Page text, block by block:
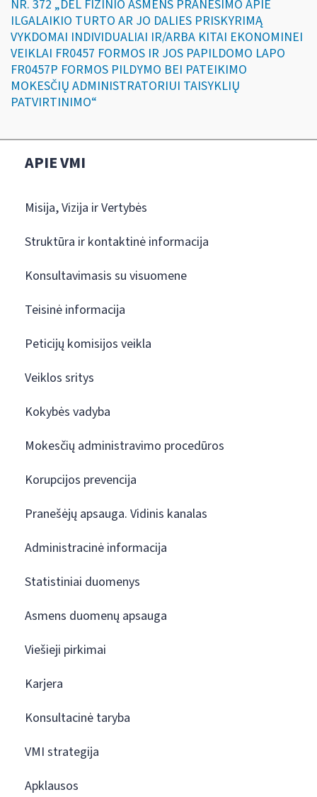
NR. 372 „DĖL FIZINIO ASMENS PRANEŠIMO APIE
ILGALAIKIO TURTO AR JO DALIES PRISKYRIMĄ
VYKDOMAI INDIVIDUALIAI IR/ARBA KITAI EKONOMINEI
VEIKLAI FR0457 FORMOS IR JOS PAPILDOMO LAPO
FR0457P FORMOS PILDYMO BEI PATEIKIMO
MOKESČIŲ ADMINISTRATORIUI TAISYKLIŲ
PATVIRTINIMO“
APIE VMI
Misija, Vizija ir Vertybės
Struktūra ir kontaktinė informacija
Konsultavimasis su visuomene
Teisinė informacija
Peticijų komisijos veikla
Veiklos sritys
Kokybės vadyba
Mokesčių administravimo procedūros
Korupcijos prevencija
Pranešėjų apsauga. Vidinis kanalas
Administracinė informacija
Statistiniai duomenys
Asmens duomenų apsauga
Viešieji pirkimai
Karjera
Konsultacinė taryba
VMI strategija
Apklausos